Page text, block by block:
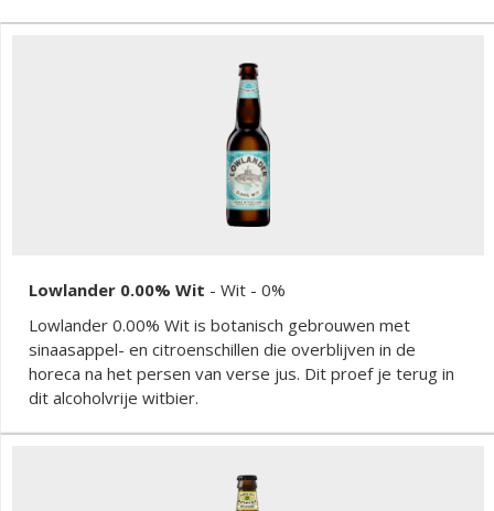
Lowlander 0.00% Wit - Wit - 0%
Lowlander 0.00% Wit is botanisch gebrouwen met
sinaasappel- en citroenschillen die overblijven in de
horeca na het persen van verse jus. Dit proef je terug in
dit alcoholvrije witbier.